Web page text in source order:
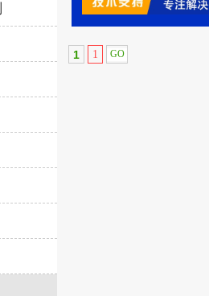
1 1